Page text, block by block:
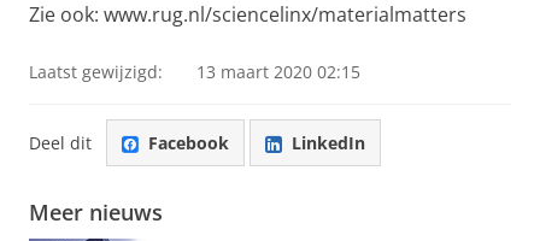
Zie ook: www.rug.nl/sciencelinx/materialmatters
Laatst gewijzigd: 13 maart 2020 02:15
Deel dit Facebook LinkedIn
Meer nieuws